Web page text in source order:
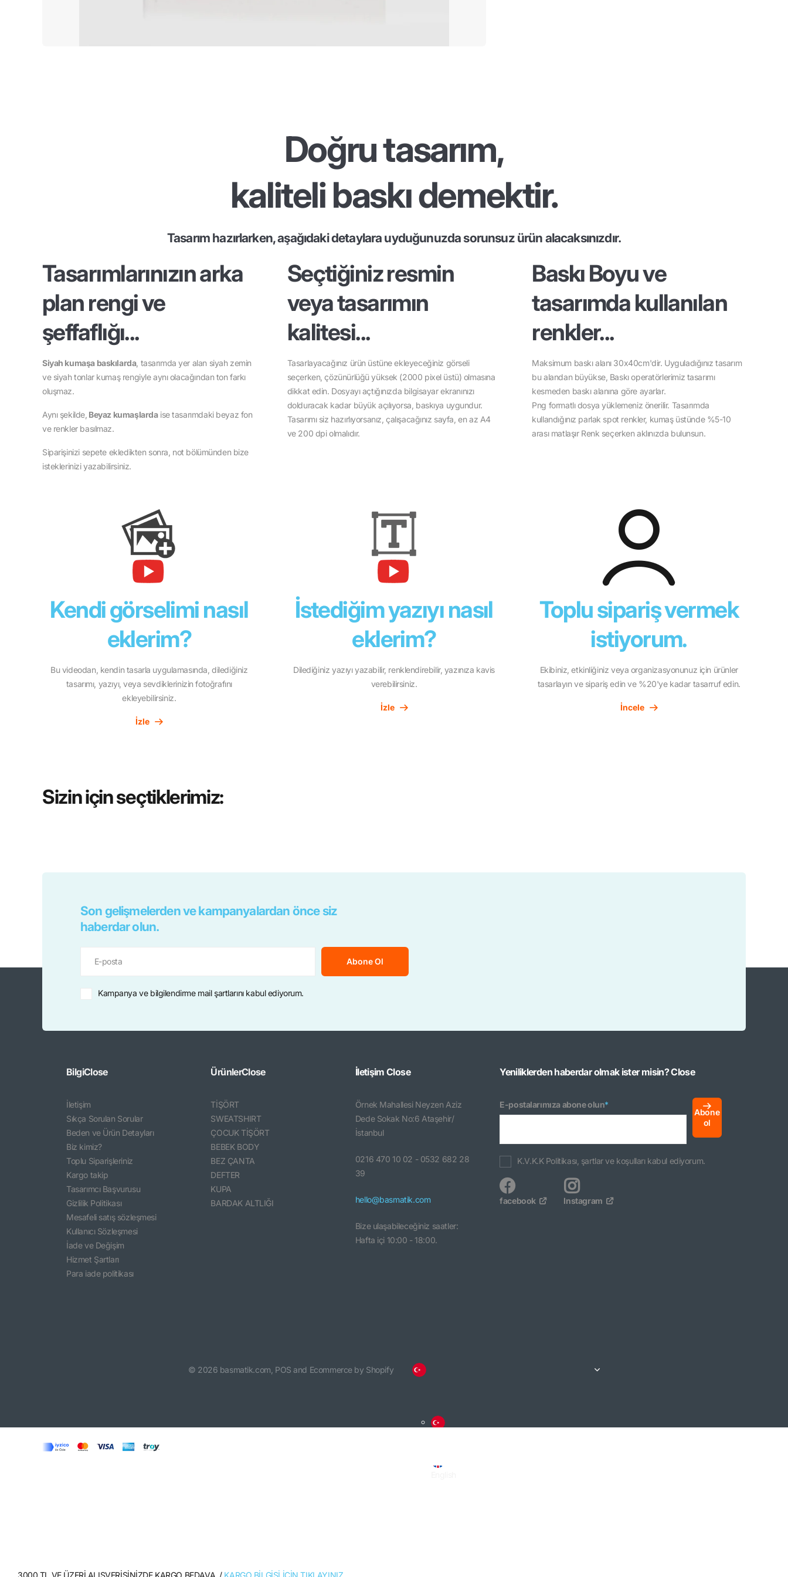
Doğru tasarım,
kaliteli baskı demektir.
Tasarım hazırlarken, aşağıdaki detaylara uyduğunuzda sorunsuz ürün alacaksınızdır.
Tasarımlarınızın arka
plan rengi ve
şeffaflığı...
Siyah kumaşa baskılarda, tasarımda yer alan siyah zemin
ve siyah tonlar kumaş rengiyle aynı olacağından ton farkı
oluşmaz.
Aynı şekilde, Beyaz kumaşlardaise tasarımdaki beyaz fon
ve renkler basılmaz.
Siparişinizi sepete ekledikten sonra, not bölümünden bize
isteklerinizi yazabilirsiniz.
Seçtiğiniz resmin
veya tasarımın
kalitesi...
Tasarlayacağınız ürün üstüne ekleyeceğiniz görseli
seçerken, çözünürlüğü yüksek (2000 pixel üstü) olmasına
dikkat edin. Dosyayı açtığınızda bilgisayar ekranınızı
dolduracak kadar büyük açılıyorsa, baskıya uygundur.
Tasarımı siz hazırlıyorsanız, çalışacağınız sayfa, en az A4
ve 200 dpi olmalıdır.
Baskı Boyu ve
tasarımda kullanılan
renkler...
Maksimum baskı alanı 30x40cm'dir. Uyguladığınız tasarım
bu alandan büyükse, Baskı operatörlerimiz tasarımı
kesmeden baskı alanına göre ayarlar.
Png formatlı dosya yüklemeniz önerilir. Tasarımda
kullandığınız parlak spot renkler, kumaş üstünde %5-10
arası matlaşır Renk seçerken aklınızda bulunsun.
Kendi görselimi nasıl
eklerim?
Bu videodan, kendin tasarla uygulamasında, dilediğiniz
tasarımı, yazıyı, veya sevdiklerinizin fotoğrafını
ekleyebilirsiniz.
İzle
İstediğim yazıyı nasıl
eklerim?
Dilediğiniz yazıyı yazabilir, renklendirebilir, yazınıza kavis
verebilirsiniz.
İzle
Toplu sipariş vermek
istiyorum.
Ekibiniz, etkinliğiniz veya organizasyonunuz için ürünler
tasarlayın ve sipariş edin ve %20'ye kadar tasarruf edin.
İncele
Sizin için seçtiklerimiz:
Son gelişmelerden ve kampanyalardan önce siz
haberdar olun.
Abone Ol
Kampanya ve bilgilendirme mail şartlarını kabul ediyorum.
BilgiClose
İletişim
Sıkça Sorulan Sorular
Beden ve Ürün Detayları
Biz kimiz?
Toplu Siparişleriniz
Kargo takip
Tasarımcı Başvurusu
Gizlilik Politikası
Mesafeli satış sözleşmesi
Kullanıcı Sözleşmesi
İade ve Değişim
Hizmet Şartları
Para iade politikası
ÜrünlerClose
TİŞÖRT
SWEATSHIRT
ÇOCUK TİŞÖRT
BEBEK BODY
BEZ ÇANTA
DEFTER
KUPA
BARDAK ALTLIĞI
İletişimClose
Örnek Mahallesi Neyzen Aziz
Dede Sokak No:6 Ataşehir/
İstanbul
0216 470 10 02 - 0532 682 28
39
hello@basmatik.com
Bize ulaşabileceğiniz saatler:
Hafta içi 10:00 - 18:00.
Yeniliklerden haberdar olmak ister misin?Close
E-postalarımıza abone olun*
Abone
ol
K.V.K.K Politikası, şartlar ve koşulları kabul ediyorum.
facebook Instagram
© 2026 basmatik.com, POS and Ecommerce by Shopify
3000 TL VE ÜZERİ ALIŞVERİŞİNİZDE KARGO BEDAVA. / KARGO BİLGİSİ İÇİN TIKLAYINIZ.